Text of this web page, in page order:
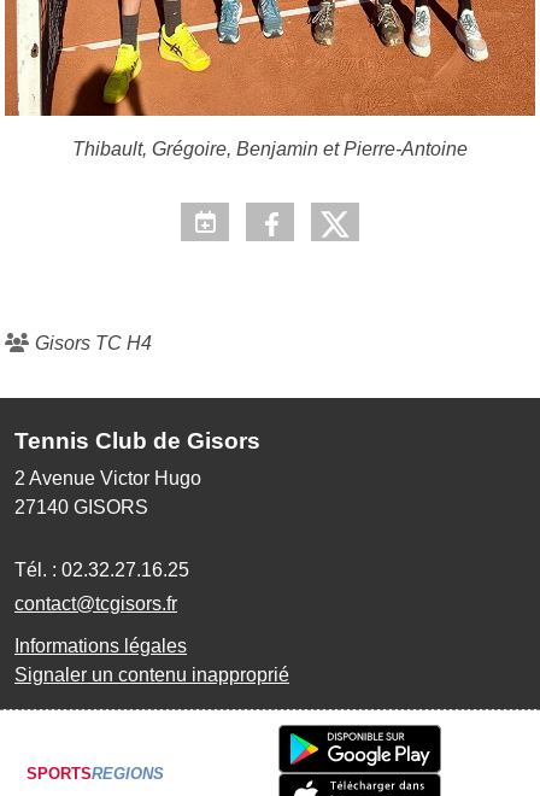
Thibault, Grégoire, Benjamin et Pierre-Antoine
Gisors TC H4
Tennis Club de Gisors
2 Avenue Victor Hugo
27140 GISORS
Tél. : 02.32.27.16.25
contact@tcgisors.fr
Informations légales
Signaler un contenu inapproprié
SPORTSREGIONS